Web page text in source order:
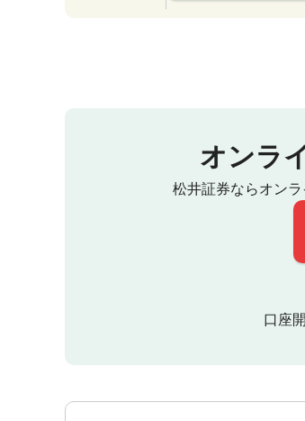
オンラ
松井証券ならオンラ
口座